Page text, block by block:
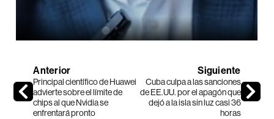
Anterior
Principal científico de Huawei
advierte sobre el límite de
chips al que Nvidia se
enfrentará pronto
Siguiente
Cuba culpa a las sanciones
de EE.UU. por el apagón que
dejó a la isla sin luz casi 36
horas